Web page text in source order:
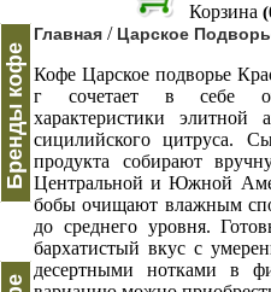
Корзина
Бренды кофе
Главная / Царское
Кофе Царское подворье
г сочетает в себе
характеристики элитной
сицилийского цитруса.
продукта собирают
Центральной и Южной
бобы очищают влажным
до среднего уровня.
бархатистый вкус с
десертными нотками в